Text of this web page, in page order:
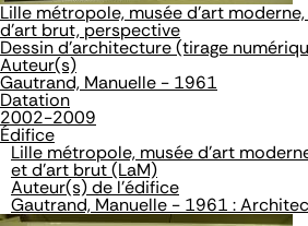
Lille métropole, musée d'art
d'art brut, perspective
Dessin d'architecture (tirage
Auteur(s)
Gautrand, Manuelle - 1961
Datation
2002-2009
Édifice
Lille métropole, musée d'art
et d'art brut (LaM)
Auteur(s) de l'édifice
Gautrand, Manuelle - 1961 :